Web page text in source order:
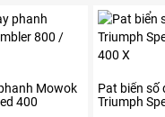
3,500,000₫
Mowok
400
Pat biển số
Triumph